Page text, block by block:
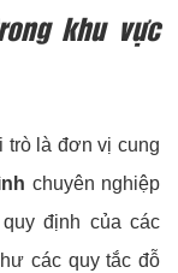
khu vực
trò là đơn vị cung
chuyên nghiệp
định của các
các quy tắc đỗ